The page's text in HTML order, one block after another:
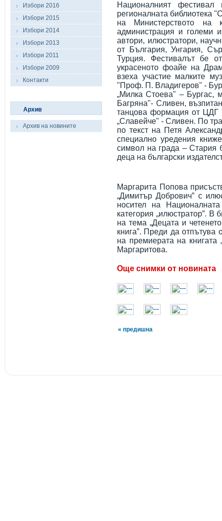
Избори 2016
Избори 2015
Избори 2014
Избори 2013
Избори 2011
Избори 2009
Контакти
Архив
Архив на новините
Националният фестивал
регионалната библиотека
на Министерството на
администрация и големи
автори, илюстратори,
от България, Унгария,
Турция. Фестивалът бе
украсеното фоайе на
взеха участие малките
"Проф. П. Владигеров" -
„Милка Стоева" – Бургас,
Багряна"- Сливен,
танцова формация от ЦДГ
„Славейче" - Сливен. По
по текст на Петя
специално уредения
символ на града – Стария
деца на български
Маргарита Попова
„Димитър Добрович” с
носител на
категория „илюстратор”. В
на тема „Децата и
книга”. Преди да отпътува
на премиерата на книгата
Маргаритова.
Още снимки от новината
« предишна